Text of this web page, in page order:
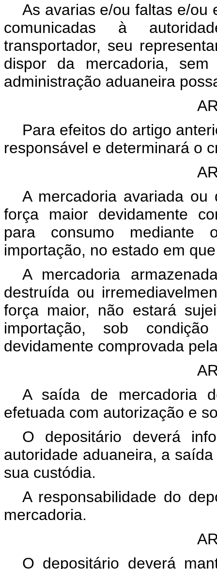
As avarias e/ou faltas e/ou
comunicadas à
transportador, seu
dispor da mercadoria,
administração aduaneira
Para efeitos do artigo
responsável e determinará o
A mercadoria avariada
força maior devidamente
para consumo mediante
importação, no estado em
A mercadoria
destruída ou
força maior, não estará
importação, sob
devidamente comprovada
A saída de mercadoria
efetuada com autorização e
O depositário deverá
autoridade aduaneira, a
sua custódia.
A responsabilidade do
mercadoria.
O depositário deverá